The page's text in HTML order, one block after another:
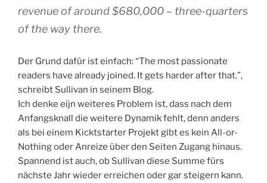
revenue of around $680,000 – three-quarters
of the way there.
Der Grund dafür ist einfach: “The most passionate
readers have already joined. It gets harder after that.”,
schreibt Sullivan in seinem Blog.
Ich denke eijn weiteres Problem ist, dass nach dem
Anfangsknall die weitere Dynamik fehlt, denn anders
als bei einem Kicktstarter Projekt gibt es kein All-or-
Nothing oder Anreize über den Seiten Zugang hinaus.
Spannend ist auch, ob Sullivan diese Summe fürs
nächste Jahr wieder erreichen oder gar steigern kann.